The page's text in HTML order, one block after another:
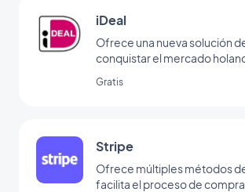
iDeal
Ofrece una nueva solución
conquistar el mercado
Gratis
Stripe
Ofrece múltiples métodos
facilita el proceso de